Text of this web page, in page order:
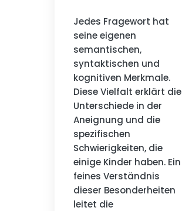
Jedes Fragewort hat
seine eigenen
semantischen,
syntaktischen und
kognitiven Merkmale.
Diese Vielfalt erklärt die
Unterschiede in der
Aneignung und die
spezifischen
Schwierigkeiten, die
einige Kinder haben. Ein
feines Verständnis
dieser Besonderheiten
leitet die